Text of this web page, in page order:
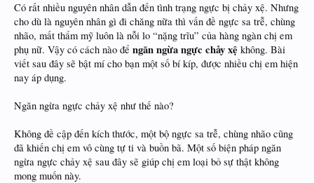
Có rất nhiều nguyên nhân dẫn đến tình trạng ngực bị chảy xệ. Nhưng
cho dù là nguyên nhân gì đi chăng nữa thì vấn đề ngực sa trễ, chùng
nhão, mất thẩm mỹ luôn là nỗi lo “nặng trĩu” của hàng ngàn chị em
phụ nữ. Vậy có cách nào để ngăn ngừa ngực chảy xệ không. Bài
viết sau đây sẽ bật mí cho bạn một số bí kíp, được nhiều chị em hiện
nay áp dụng.
Ngăn ngừa ngực chảy xệ như thế nào?
Không đề cập đến kích thước, một bộ ngực sa trễ, chùng nhão cũng
đã khiến chị em vô cùng tự ti và buồn bã. Một số biện pháp ngăn
ngừa ngực chảy xệ sau đây sẽ giúp chị em loại bỏ sự thật không
mong muốn này.